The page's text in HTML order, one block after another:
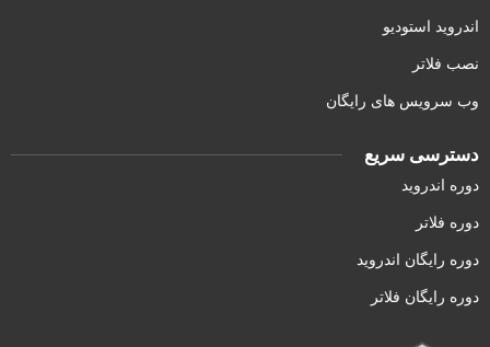
اندروید استودیو
نصب فلاتر
وب سرویس های رایگان
دسترسی سریع
دوره اندروید
دوره فلاتر
دوره رایگان اندروید
دوره رایگان فلاتر